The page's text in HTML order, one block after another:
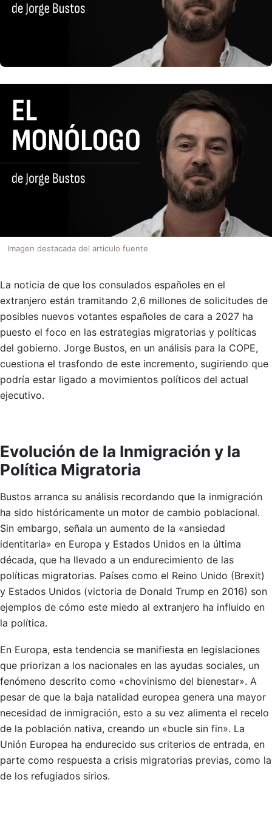
Imagen destacada del articulo fuente
La noticia de que los consulados españoles en el
extranjero están tramitando 2,6 millones de solicitudes de
posibles nuevos votantes españoles de cara a 2027 ha
puesto el foco en las estrategias migratorias y políticas
del gobierno. Jorge Bustos, en un análisis para la COPE,
cuestiona el trasfondo de este incremento, sugiriendo que
podría estar ligado a movimientos políticos del actual
ejecutivo.
Evolución de la Inmigración y la
Política Migratoria
Bustos arranca su análisis recordando que la inmigración
ha sido históricamente un motor de cambio poblacional.
Sin embargo, señala un aumento de la «ansiedad
identitaria» en Europa y Estados Unidos en la última
década, que ha llevado a un endurecimiento de las
políticas migratorias. Países como el Reino Unido (Brexit)
y Estados Unidos (victoria de Donald Trump en 2016) son
ejemplos de cómo este miedo al extranjero ha influido en
la política.
En Europa, esta tendencia se manifiesta en legislaciones
que priorizan a los nacionales en las ayudas sociales, un
fenómeno descrito como «chovinismo del bienestar». A
pesar de que la baja natalidad europea genera una mayor
necesidad de inmigración, esto a su vez alimenta el recelo
de la población nativa, creando un «bucle sin fin». La
Unión Europea ha endurecido sus criterios de entrada, en
parte como respuesta a crisis migratorias previas, como la
de los refugiados sirios.